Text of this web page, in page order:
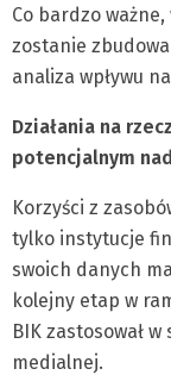
Co bardzo
zostanie
analiza wpływu
Działania na
potencjalnym
Korzyści z
tylko instytucje
swoich danych
kolejny etap w
BIK zastosował
medialnej.